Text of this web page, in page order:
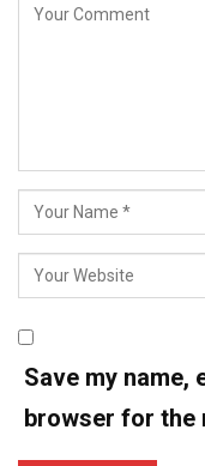
Save my name,
browser for the